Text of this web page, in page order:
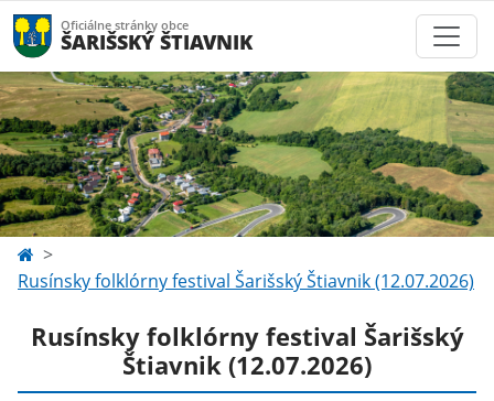
Oficiálne stránky obce
ŠARIŠSKÝ ŠTIAVNIK
Rusínsky folklórny festival Šarišský Štiavnik (12.07.2026)
Rusínsky folklórny festival Šarišský
Štiavnik (12.07.2026)